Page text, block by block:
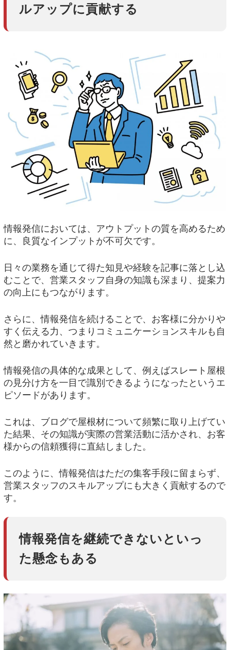
ルアップに貢献する
情報発信においては、アウトプットの質を高めるため
に、良質なインプットが不可欠です。
日々の業務を通じて得た知見や経験を記事に落とし込
むことで、営業スタッフ自身の知識も深まり、提案力
の向上にもつながります。
さらに、情報発信を続けることで、お客様に分かりや
すく伝える力、つまりコミュニケーションスキルも自
然と磨かれていきます。
情報発信の具体的な成果として、例えばスレート屋根
の見分け方を一目で識別できるようになったというエ
ピソードがあります。
これは、ブログで屋根材について頻繁に取り上げてい
た結果、その知識が実際の営業活動に活かされ、お客
様からの信頼獲得に直結しました。
このように、情報発信はただの集客手段に留まらず、
営業スタッフのスキルアップにも大きく貢献するので
す。
情報発信を継続できないといっ
た懸念もある